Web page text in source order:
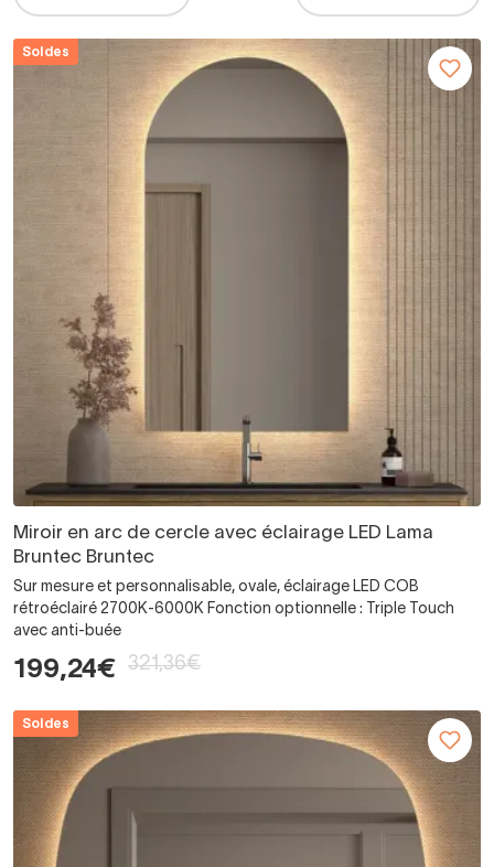
Soldes
Miroir en arc de cercle avec éclairage LED Lama
Bruntec Bruntec
Sur mesure et personnalisable, ovale, éclairage LED COB
rétroéclairé 2700K-6000K Fonction optionnelle : Triple Touch
avec anti-buée
199,24€ 321,36€
Soldes